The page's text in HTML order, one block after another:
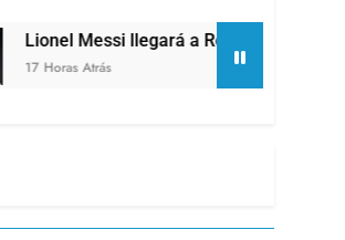
llegará a Rosario para despedir a su